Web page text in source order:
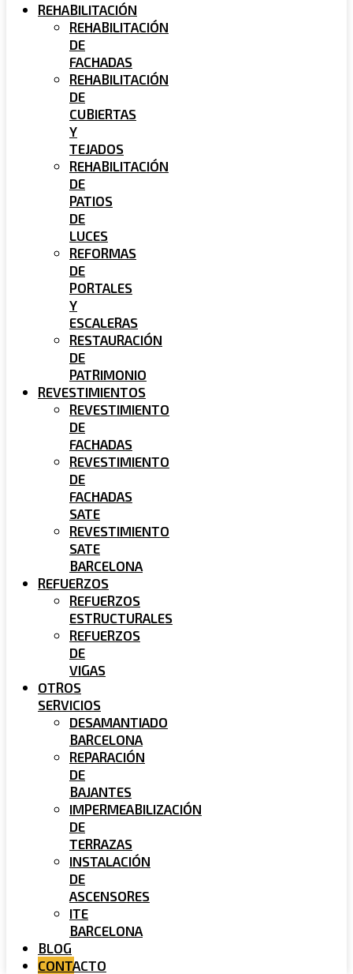
REHABILITACIÓN
REHABILITACIÓN
DE
FACHADAS
REHABILITACIÓN
DE
CUBIERTAS
Y
TEJADOS
REHABILITACIÓN
DE
PATIOS
DE
LUCES
REFORMAS
DE
PORTALES
Y
ESCALERAS
RESTAURACIÓN
DE
PATRIMONIO
REVESTIMIENTOS
REVESTIMIENTO
DE
FACHADAS
REVESTIMIENTO
DE
FACHADAS
SATE
REVESTIMIENTO
SATE
BARCELONA
REFUERZOS
REFUERZOS
ESTRUCTURALES
REFUERZOS
DE
VIGAS
OTROS
SERVICIOS
DESAMANTIADO
BARCELONA
REPARACIÓN
DE
BAJANTES
IMPERMEABILIZACIÓN
DE
TERRAZAS
INSTALACIÓN
DE
ASCENSORES
ITE
BARCELONA
BLOG
CONTACTO